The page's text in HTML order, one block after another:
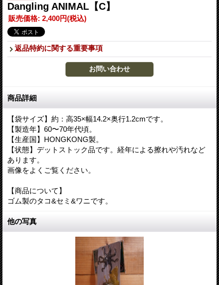
Dangling ANIMAL【C】
販売価格: 2,400円(税込)
返品特約に関する重要事項
商品詳細
【袋サイズ】約：高35×幅14.2×奥行1.2cmです。
【製造年】60〜70年代頃。
【生産国】HONGKONG製。
【状態】デットストック品です。経年による擦れや汚れなど
あります。
画像をよくご覧ください。
【商品について】
ゴム製のタコ&セミ&ワニです。
他の写真